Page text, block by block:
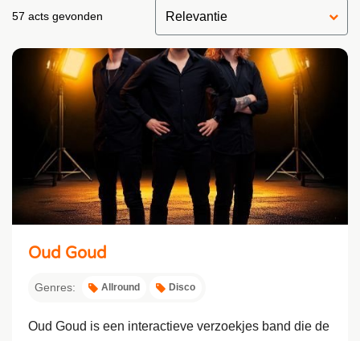
57 acts gevonden
Oud Goud
Genres: Allround Disco
Oud Goud is een interactieve verzoekjes band die de